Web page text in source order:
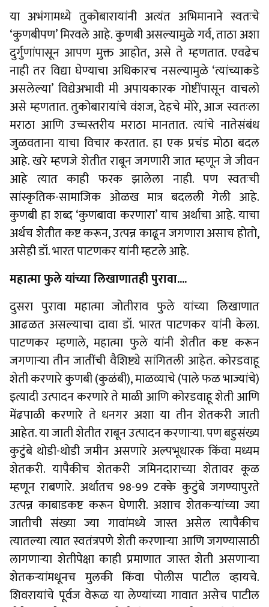
या अभंगामध्ये तुकोबारायांनी अत्यंत अभिमानाने स्वतःचे
‘कुणबीपण’ मिरवले आहे. कुणबी असल्यामुळे गर्व, ताठा अशा
दुर्गुणांपासून आपण मुक्त आहोत, असे ते म्हणतात. एवढेच
नाही तर विद्या घेण्याचा अधिकारच नसल्यामुळे ‘त्यांच्याकडे
असलेल्या’ विद्येअभावी मी अपायकारक गोष्टींपासून वाचलो
असे म्हणतात. तुकोबारायांचे वंशज, देहचे मोरे, आज स्वतःला
मराठा आणि उच्चस्तरीय मराठा मानतात. त्यांचे नातेसंबंध
जुळवताना याचा विचार करतात. हा एक प्रचंड मोठा बदल
आहे. खरे म्हणजे शेतीत राबून जगणारी जात म्हणून जे जीवन
आहे त्यात काही फरक झालेला नाही. पण स्वतःची
सांस्कृतिक-सामाजिक ओळख मात्र बदलली गेली आहे.
कुणबी हा शब्द ‘कुणबावा करणारा’ याच अर्थाचा आहे. याचा
अर्थच शेतीत कष्ट करून, उत्पन्न काढून जगणारा असाच होतो,
असेही डॉ. भारत पाटणकर यांनी म्हटले आहे.
महात्मा फुले यांच्या लिखाणातही पुरावा....
दुसरा पुरावा महात्मा जोतीराव फुले यांच्या लिखाणात
आढळत असल्याचा दावा डॉ. भारत पाटणकर यांनी केला.
पाटणकर म्हणाले, महात्मा फुले यांनी शेतीत कष्ट करून
जगणार्‍या तीन जातींची वैशिष्ट्ये सांगितली आहेत. कोरडवाहू
शेती करणारे कुणबी (कुळंबी), माळव्याचे (पाले फळ भाज्यांचे)
इत्यादी उत्पादन करणारे ते माळी आणि कोरडवाहू शेती आणि
मेंढपाळी करणारे ते धनगर अशा या तीन शेतकरी जाती
आहेत. या जाती शेतीत राबून उत्पादन करणार्‍या. पण बहुसंख्य
कुटुंबे थोडी-थोडी जमीन असणारे अल्पभूधारक किंवा मध्यम
शेतकरी. यापैकीच शेतकरी जमिनदाराच्या शेतावर कूळ
म्हणून राबणारे. अर्थातच 98-99 टक्के कुटुंबे जगण्यापुरते
उत्पन्न काबाडकष्ट करून घेणारी. अशाच शेतकर्‍यांच्या ज्या
जातीची संख्या ज्या गावांमध्ये जास्त असेल त्यापैकीच
त्यातल्या त्यात स्वतंत्रपणे शेती करणार्‍या आणि जगण्यासाठी
लागणार्‍या शेतीपेक्षा काही प्रमाणात जास्त शेती असणार्‍या
शेतकर्‍यांमधूनच मुलकी किंवा पोलीस पाटील व्हायचे.
शिवरायांचे पूर्वज वेरूळ या लेण्यांच्या गावात असेच पाटील